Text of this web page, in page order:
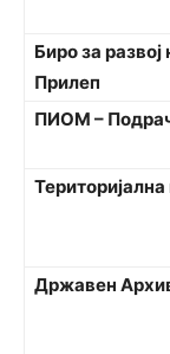
Биро за
Прилеп
ПИОМ –
Државен